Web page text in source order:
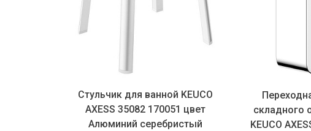
Стульчик для ванной KEUCO
AXESS 35082 170051 цвет
Алюминий серебристый
складного
KEUCO